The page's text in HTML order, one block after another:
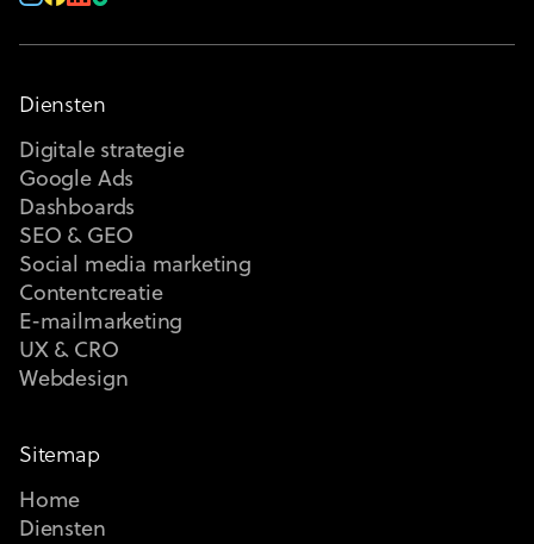
Diensten
Digitale strategie
Google Ads
Dashboards
SEO & GEO
Social media marketing
Contentcreatie
E-mailmarketing
UX & CRO
Webdesign
Sitemap
Home
Diensten